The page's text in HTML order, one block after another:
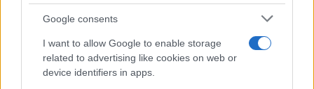
Google consents
I want to allow Google to enable storage
related to advertising like cookies on web or
device identifiers in apps.
άσχετοι συνήθως κάνουν την τρίχα τριχιά. Πριν
έκανε πρόβες. “Άντε μου λέει να επιστρέφουμε
σιγά-σιγά”».